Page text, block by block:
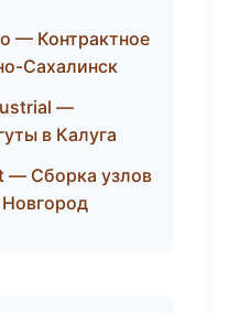
— Контрактное
Сахалинск
—
в Калуга
— Сборка узлов